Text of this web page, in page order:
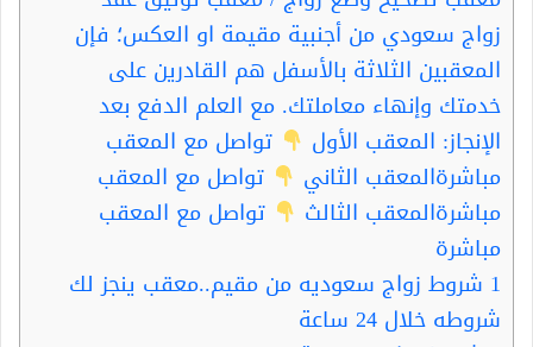
زواج سعودي من أجنبية مقيمة او العكس؛ فإن
المعقبين الثلاثة بالأسفل هم القادرين على
خدمتك وإنهاء معاملتك. مع العلم الدفع بعد
الإنجاز: المعقب الأول
تواصل مع المعقب
مباشرةالمعقب الثاني
تواصل مع المعقب
مباشرةالمعقب الثالث
تواصل مع المعقب
مباشرة
1 شروط زواج سعوديه من مقيم..معقب ينجز لك
شروطه خلال 24 ساعة